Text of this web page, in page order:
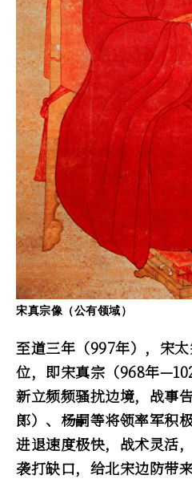
宋真宗像（公有领域）
至道三年（997年），宋
位，即宋真宗（968年
新立频频骚扰边境，战事
郎）、杨嗣等将领率军积
进退速度极快，战术灵活
袭打缺口，给北宋边防带